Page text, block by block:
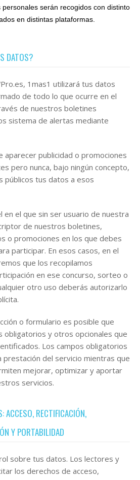
serán recogidos con distinto
en distintas plataformas.
DATOS?
1mas1 utilizará tus datos
de todo lo que ocurre en el
de nuestros boletines
sistema de alertas mediante
aparecer publicidad o promociones
pero nunca, bajo ningún concepto,
públicos tus datos a esos
en el que sin ser usuario de nuestra
de nuestros boletines,
o promociones en los que debes
participar. En esos casos, en el
que los recopilamos
en ese concurso, sorteo o
otro uso deberás autorizarlo
o formulario es posible que
obligatorios y otros opcionales que
Los campos obligatorios
prestación del servicio mientras que
mejorar, optimizar y aportar
servicios.
ACCESO, RECTIFICACIÓN,
Y PORTABILIDAD
sobre tus datos. Los lectores y
los derechos de acceso,